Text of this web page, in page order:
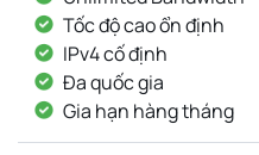
Tốc độ cao ổn định
IPv6 cố định
Đa quốc gia
Gia hạn hàng tháng